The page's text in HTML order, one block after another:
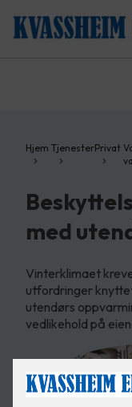
Hjem TjenesterPrivat
med
Vinterklimaet
utfordringer
utendørs
vedlikehold på